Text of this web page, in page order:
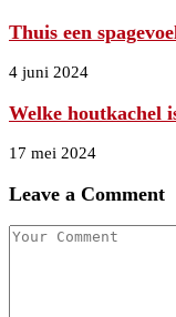
Thuis een
4 juni 2024
Welke houtkachel
17 mei 2024
Leave a Comment